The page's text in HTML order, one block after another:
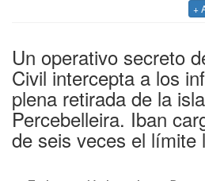
+
Un operativo secreto
Civil intercepta a los
plena retirada de la
Percebelleira. Iban
de seis veces el límite